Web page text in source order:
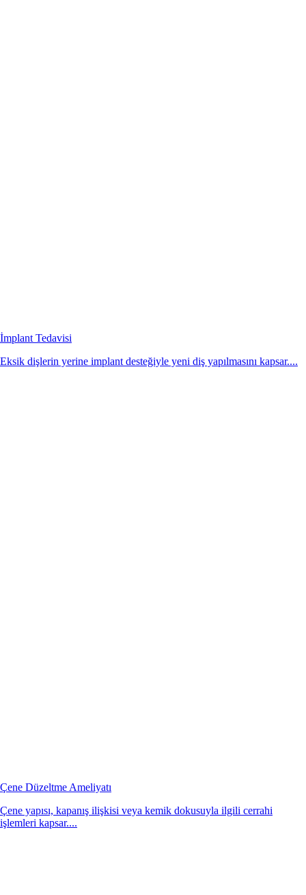
İmplant Tedavisi
Eksik dişlerin yerine implant desteğiyle yeni diş yapılmasını kapsar....
Çene Düzeltme Ameliyatı
Çene yapısı, kapanış ilişkisi veya kemik dokusuyla ilgili cerrahi
işlemleri kapsar....